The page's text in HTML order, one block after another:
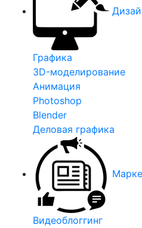
Графика
3D-моделирование
Анимация
Photoshop
Blender
Деловая графика
Видеоблоггинг